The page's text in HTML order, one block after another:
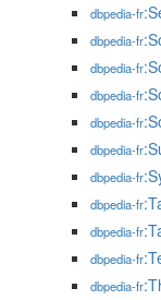
dbpedia-fr
dbpedia-fr
dbpedia-fr
dbpedia-fr
dbpedia-fr
dbpedia-fr
dbpedia-fr
dbpedia-fr
dbpedia-fr
dbpedia-fr
dbpedia-fr